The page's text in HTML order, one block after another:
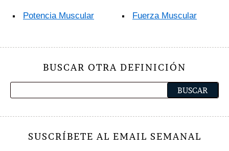
Potencia Muscular Fuerza Muscular
BUSCAR OTRA DEFINICIÓN
SUSCRÍBETE AL EMAIL SEMANAL